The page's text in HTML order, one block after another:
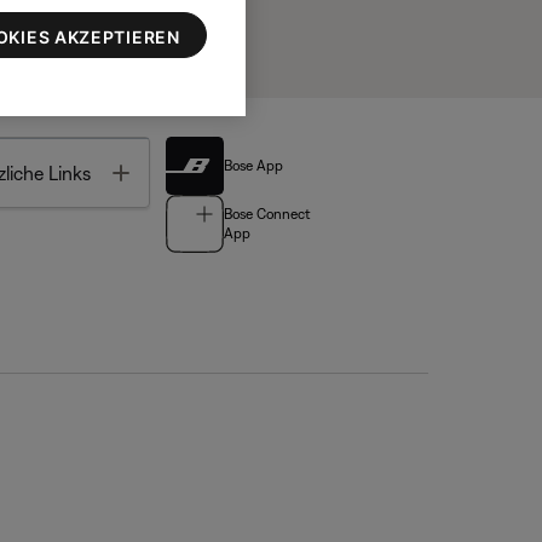
Links Toggle Bose App
Bose Connect
App
AKZEPTIEREN